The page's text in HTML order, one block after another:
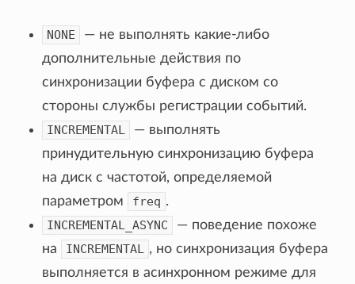
NONE
— не выполнять какие-либо
дополнительные действия по
синхронизации буфера с диском со
стороны службы регистрации событий.
INCREMENTAL
— выполнять
принудительную синхронизацию буфера
на диск с частотой, определяемой
параметром
freq .
INCREMENTAL_ASYNC
— поведение похоже
на
INCREMENTAL , но синхронизация буфера
выполняется в асинхронном режиме для